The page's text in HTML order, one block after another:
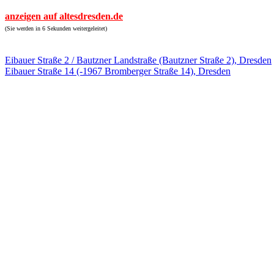
anzeigen auf altesdresden.de
(Sie werden in 6 Sekunden weitergeleitet)
Eibauer Straße 2 / Bautzner Landstraße (Bautzner Straße 2), Dresden
Eibauer Straße 14 (-1967 Bromberger Straße 14), Dresden